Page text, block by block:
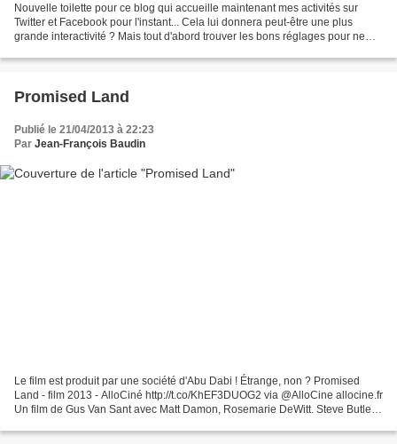
Nouvelle toilette pour ce blog qui accueille maintenant mes activités sur
Twitter et Facebook pour l'instant... Cela lui donnera peut-être une plus
grande interactivité ? Mais tout d'abord trouver les bons réglages pour ne
Promised Land
Publié le 21/04/2013 à 22:23
Par Jean-François Baudin
Le film est produit par une société d'Abu Dabi ! Étrange, non ? Promised
Land - film 2013 - AlloCiné http://t.co/KhEF3DUOG2 via @AlloCine allocine.fr
Un film de Gus Van Sant avec Matt Damon, Rosemarie DeWitt. Steve Butler,